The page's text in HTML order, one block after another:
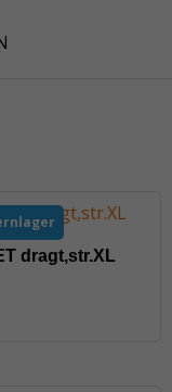
dragt,str.XL